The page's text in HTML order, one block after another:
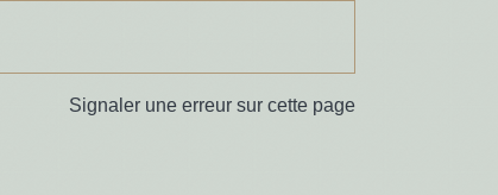
Signaler une erreur sur cette page